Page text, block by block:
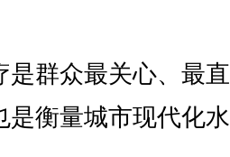
群众最关心、最直
是衡量城市现代化